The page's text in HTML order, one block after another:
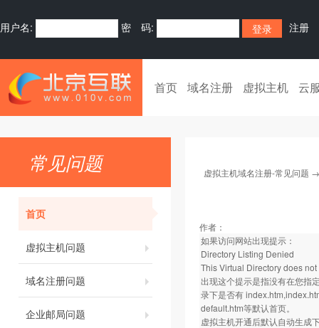
用户名: 密 码: 注册
首页 域名注册 虚拟主机 云
常见问题
首页
虚拟主机问题
域名注册问题
企业邮局问题
虚拟主机域名注册-常见问题
作者：
如果访问网站出现提示：
Directory Listing Denied
This Virtual Directory does
出现这个提示是指没有在您指
录下是否有
default.htm等默认首页。
虚拟主机开通后默认自动生成